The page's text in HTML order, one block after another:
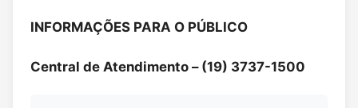
INFORMAÇÕES PARA O PÚBLICO
Central de Atendimento – (19) 3737-1500